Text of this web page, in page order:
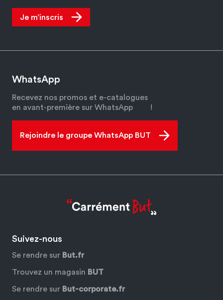
Je m’inscris
WhatsApp
Recevez nos promos et e-catalogues
en avant-première sur WhatsApp
!
Rejoindre le groupe WhatsApp BUT
Suivez-nous
Se rendre sur But.fr
Trouvez un magasin BUT
Se rendre sur But-corporate.fr